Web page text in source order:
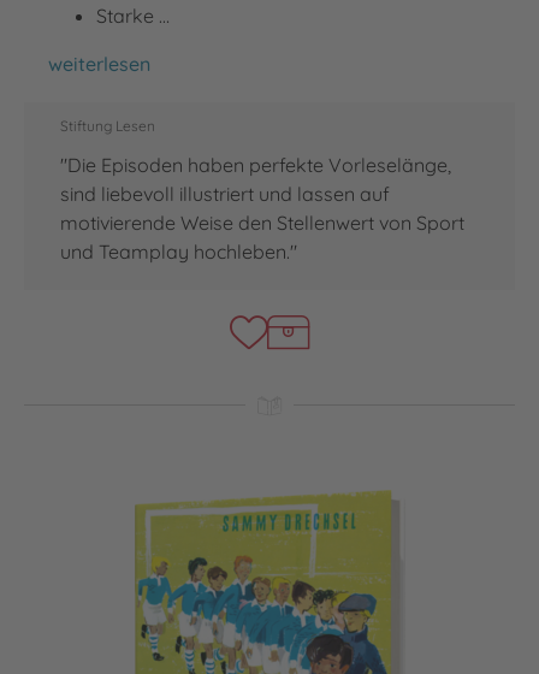
Starke …
Wir Kinder vom Bolzi
weiterlesen
Stiftung Lesen
"Die Episoden haben perfekte Vorleselänge,
sind liebevoll illustriert und lassen auf
motivierende Weise den Stellenwert von Sport
und Teamplay hochleben."